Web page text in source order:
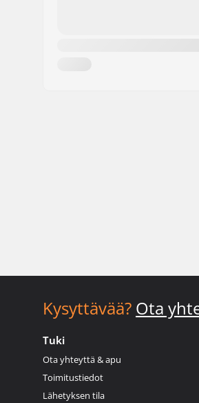
Kysyttävää? Ota
Tuki
Ota yhteyttä & apu
Toimitustiedot
Lähetyksen tila